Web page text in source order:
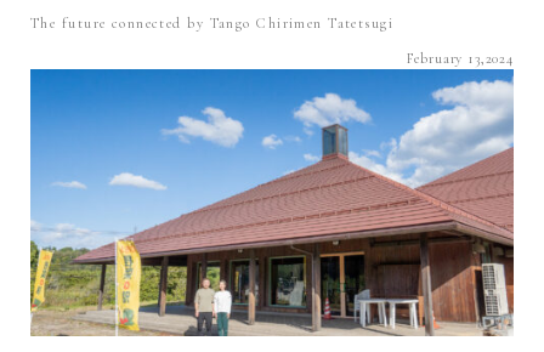
The future connected by Tango Chirimen Tatetsugi
February 13,2024